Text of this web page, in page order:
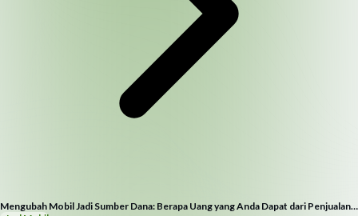
Mengubah Mobil Jadi Sumber Dana: Berapa Uang yang Anda Dapat dari Penjualan